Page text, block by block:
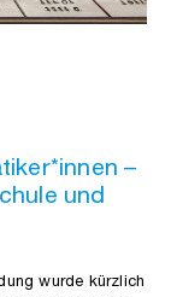
–
und
wurde kürzlich